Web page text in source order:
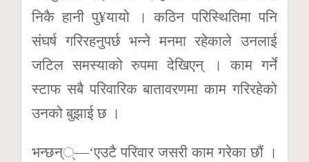
निकै हानी पु¥यायो । कठिन परिस्थितिमा पनि
संघर्ष गरिरहनुपर्छ भन्ने मनमा रहेकाले उनलाई
जटिल समस्याको रुपमा देखिएन् । काम गर्ने
स्टाफ सबै परिवारिक बातावरणमा काम गरिरहेको
उनको बुझाई छ ।
भन्छन््—‘एउटै परिवार जसरी काम गरेका छौं ।